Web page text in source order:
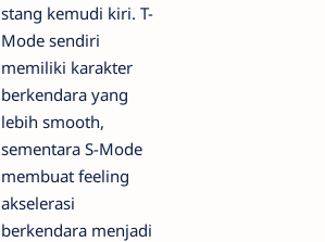
stang kemudi kiri. T-
Mode sendiri
memiliki karakter
berkendara yang
lebih smooth,
sementara S-Mode
membuat feeling
akselerasi
berkendara menjadi